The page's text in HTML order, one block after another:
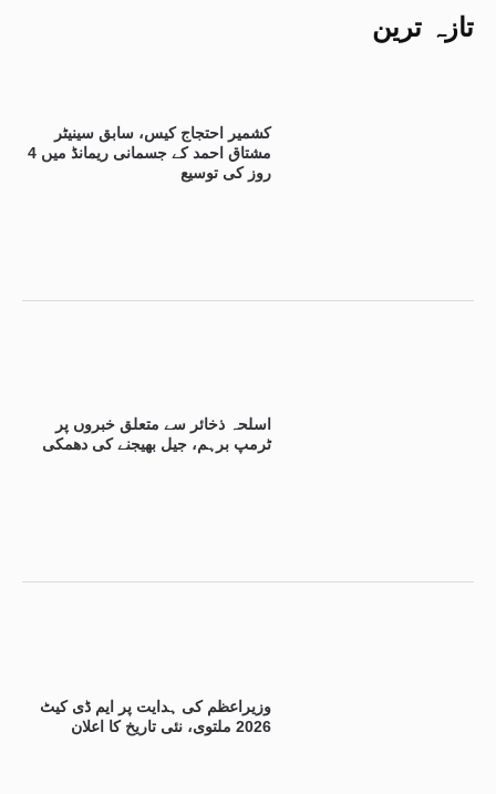
تازہ ترین
کشمیر احتجاج کیس، سابق سینیٹر
مشتاق احمد کے جسمانی ریمانڈ میں 4
روز کی توسیع
اسلحہ ذخائر سے متعلق خبروں پر
ٹرمپ برہم، جیل بھیجنے کی دھمکی
وزیراعظم کی ہدایت پر ایم ڈی کیٹ
2026 ملتوی، نئی تاریخ کا اعلان